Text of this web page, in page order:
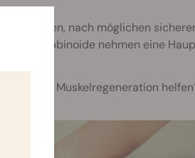
nach möglichen
Cannabinoide nehmen eine
bei der Muskelregeneration